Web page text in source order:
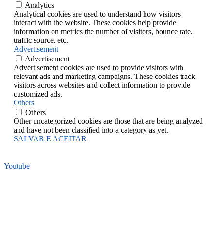
Analytics
Analytical cookies are used to understand how visitors
interact with the website. These cookies help provide
information on metrics the number of visitors, bounce rate,
traffic source, etc.
Advertisement
Advertisement
Advertisement cookies are used to provide visitors with
relevant ads and marketing campaigns. These cookies track
visitors across websites and collect information to provide
customized ads.
Others
Others
Other uncategorized cookies are those that are being analyzed
and have not been classified into a category as yet.
SALVAR E ACEITAR
Youtube